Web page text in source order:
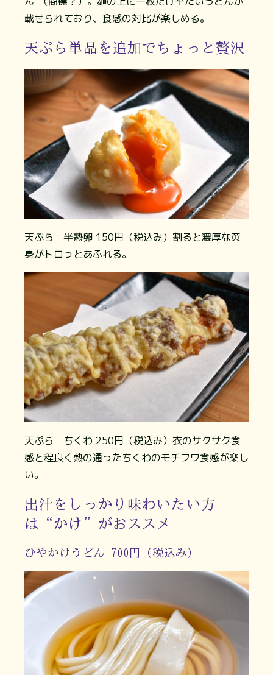
載せられており、食感の対比が楽しめる。
天ぷら単品を追加でちょっと贅沢
天ぷら 半熟卵 150円（税込み）割ると濃厚な黄
身がトロっとあふれる。
天ぷら ちくわ 250円（税込み）衣のサクサク食
感と程良く熱の通ったちくわのモチフワ食感が楽し
い。
出汁をしっかり味わいたい方
は“かけ”がおススメ
ひやかけうどん 700円（税込み）